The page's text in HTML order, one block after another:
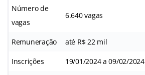
Número de
vagas
6.640 vagas
Remuneração até R$ 22 mil
Inscrições 19/01/2024 a 09/02/2024